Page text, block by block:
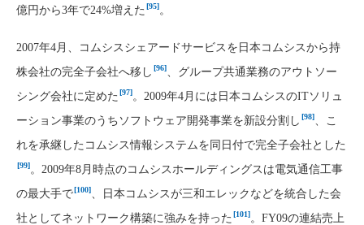
億円から3年で24%増えた [95]。
2007年4月、コムシスシェアードサービスを日本コムシスから持
株会社の完全子会社へ移し [96]
、グループ共通業務のアウトソー
シング会社に定めた [97]。2009年4月には日本コムシスのITソリュ
ーション事業のうちソフトウェア開発事業を新設分割し [98]
、こ
れを承継したコムシス情報システムを同日付で完全子会社とした
[99]。2009年8月時点のコムシスホールディングスは電気通信工事
の最大手で[100]
、日本コムシスが三和エレックなどを統合した会
社としてネットワーク構築に強みを持った [101]。FY09の連結売上